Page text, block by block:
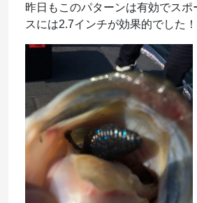
昨日もこのパターンは有効でスポ
スには2.7インチが効果的でした！